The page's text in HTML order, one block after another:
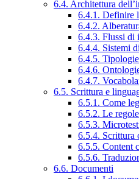
6.4. Architettura
6.4.1. Definire
6.4.2.
6.4.3. Flussi di
6.4.4. Sistemi
6.4.5.
6.4.6.
6.4.7.
6.5. Scrittura e
6.5.1. Come
6.5.2. Le
6.5.3.
6.5.4. Scrittura
6.5.5. Content
6.5.6.
6.6. Documenti